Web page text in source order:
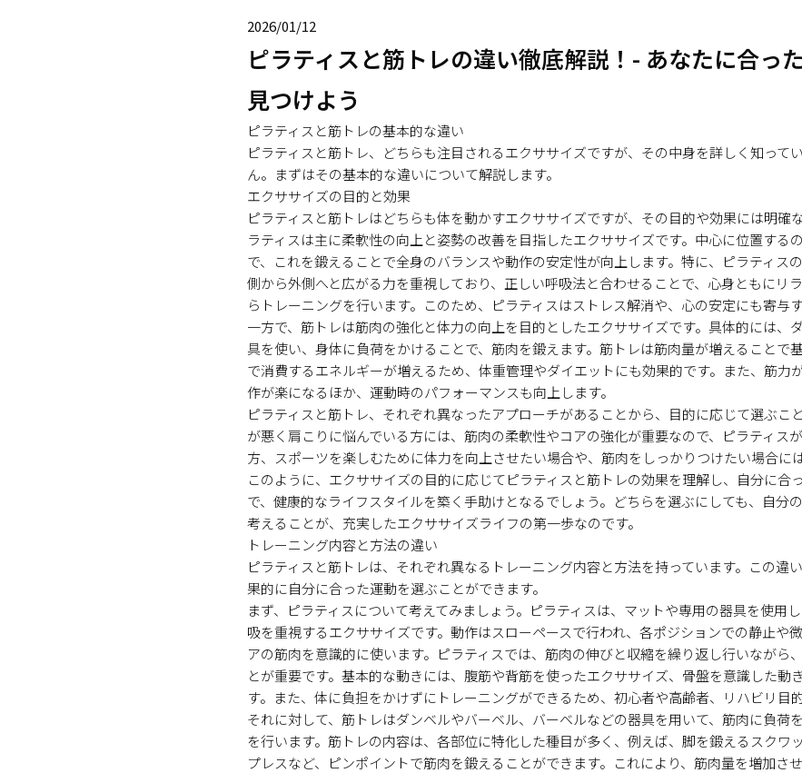
2026/01/12
ピラティスと筋トレの違い徹底解説！- あなたに合っ
見つけよう
ピラティスと筋トレの基本的な違い
ピラティスと筋トレ、どちらも注目されるエクササイズですが、その中身を詳しく知って
ん。まずはその基本的な違いについて解説します。
エクササイズの目的と効果
ピラティスと筋トレはどちらも体を動かすエクササイズですが、その目的や効果には明確
ラティスは主に柔軟性の向上と姿勢の改善を目指したエクササイズです。中心に位置する
で、これを鍛えることで全身のバランスや動作の安定性が向上します。特に、ピラティス
側から外側へと広がる力を重視しており、正しい呼吸法と合わせることで、心身ともにリ
らトレーニングを行います。このため、ピラティスはストレス解消や、心の安定にも寄与
一方で、筋トレは筋肉の強化と体力の向上を目的としたエクササイズです。具体的には、
具を使い、身体に負荷をかけることで、筋肉を鍛えます。筋トレは筋肉量が増えることで
で消費するエネルギーが増えるため、体重管理やダイエットにも効果的です。また、筋力
作が楽になるほか、運動時のパフォーマンスも向上します。
ピラティスと筋トレ、それぞれ異なったアプローチがあることから、目的に応じて選ぶこ
が悪く肩こりに悩んでいる方には、筋肉の柔軟性やコアの強化が重要なので、ピラティス
方、スポーツを楽しむために体力を向上させたい場合や、筋肉をしっかりつけたい場合に
このように、エクササイズの目的に応じてピラティスと筋トレの効果を理解し、自分に合
で、健康的なライフスタイルを築く手助けとなるでしょう。どちらを選ぶにしても、自分
考えることが、充実したエクササイズライフの第一歩なのです。
トレーニング内容と方法の違い
ピラティスと筋トレは、それぞれ異なるトレーニング内容と方法を持っています。この違
果的に自分に合った運動を選ぶことができます。
まず、ピラティスについて考えてみましょう。ピラティスは、マットや専用の器具を使用
吸を重視するエクササイズです。動作はスローペースで行われ、各ポジションでの静止や
アの筋肉を意識的に使います。ピラティスでは、筋肉の伸びと収縮を繰り返し行いながら
とが重要です。基本的な動きには、腹筋や背筋を使ったエクササイズ、骨盤を意識した動
す。また、体に負担をかけずにトレーニングができるため、初心者や高齢者、リハビリ目
それに対して、筋トレはダンベルやバーベル、バーベルなどの器具を用いて、筋肉に負荷
を行います。筋トレの内容は、各部位に特化した種目が多く、例えば、脚を鍛えるスクワ
プレスなど、ピンポイントで筋肉を鍛えることができます。これにより、筋肉量を増加さ